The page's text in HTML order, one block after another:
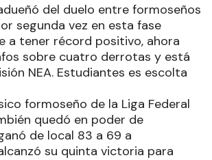
del duelo entre formoseños
segunda vez en esta fase
a tener récord positivo, ahora
sobre cuatro derrotas y está
NEA. Estudiantes es escolta
formoseño de la Liga Federal
quedó en poder de
de local 83 a 69 a
su quinta victoria para